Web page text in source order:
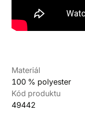
Kolekce
Moudrý klobouk
Materiál
100 % polyester
Kód produktu
49442